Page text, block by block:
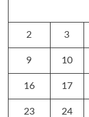
2 3
9 10
16 17
23 24